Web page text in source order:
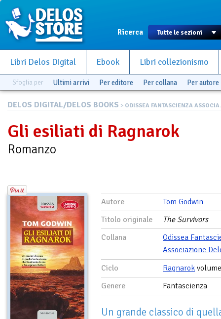
Ricerca
Libri Delos Digital Ebook Libri collezionismo
Sfoglia per Ultimi arrivi Per editore Per collana Per autore
DELOS DIGITAL/DELOS BOOKS > ODISSEA FANTASCIENZA
Gli esiliati di Ragnarok
Romanzo
Autore
Tom Godwin
Titolo originale
The Survivors
Collana
Odissea
Associazione
Ciclo
Ragnarok
Genere
Fantascienza
Un grande classico di